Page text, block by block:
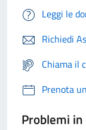
Leggi le
Richiedi
Chiama il
Prenota
Problemi